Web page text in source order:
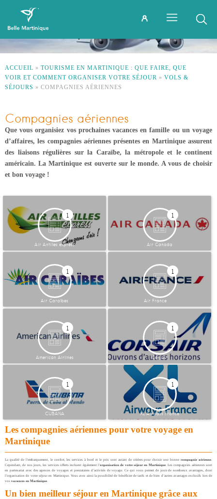
ACCUEIL » TOURISME EN MARTINIQUE : QUE FAIRE, QUE
VOIR ET COMMENT ORGANISER VOTRE SÉJOUR » VOLS &
SÉJOURS » COMPAGNIES AÉRIENNES
Compagnies aériennes
Que vous organisiez vos prochaines vacances en famille ou un voyage
d’affaires, les compagnies aériennes présentes en Martinique assurent
des liaisons régulières sur la Caraïbe, la métropole et le continent
américain. La Martinique est ouverte sur le monde. A vous de choisir
et bon voyage !
1
Air Antilles express
1
Air Canada
1
Air Caraïbes
1
Air France
1
American Airlines
1
Corsair
1
CUBANA
1
XL Airways France
Les compagnies aériennes pour votre voyage en
Martinique
La qualité de l’embarquement, le confort, les services à bord et le prix sont autant de critères pour choisir une bonnecompagnie aérienne.
Cependant, de nos jours, les services offerts incluent également l’organisation de votre séjour en Martinique. Les compagnies aériennes sont
en partenariat avec des agences de voyages et prestataires d’activités de voyage. Ce qui vous permet de jouir de nombreux avantages, dont
l’organisation de votre séjour en Martinique. Vous avez ainsi la possibilité de bénéficier de tarifs et de bien d’autres avantages exclusifs lors de
vos vacances en Martinique.
Un bien meilleur séjour en Martinique grâce aux